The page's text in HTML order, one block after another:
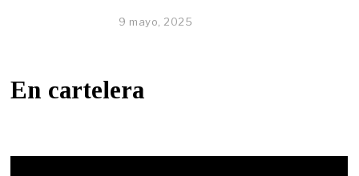
9 mayo, 2025
En cartelera